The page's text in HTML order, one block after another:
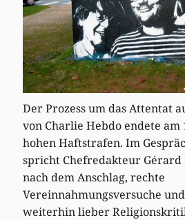
Der Prozess um das Attentat
von Charlie Hebdo endete am
hohen Haftstrafen. Im
spricht Chefredakteur
nach dem Anschlag, rechte
Vereinnahmungsversuche
weiterhin lieber